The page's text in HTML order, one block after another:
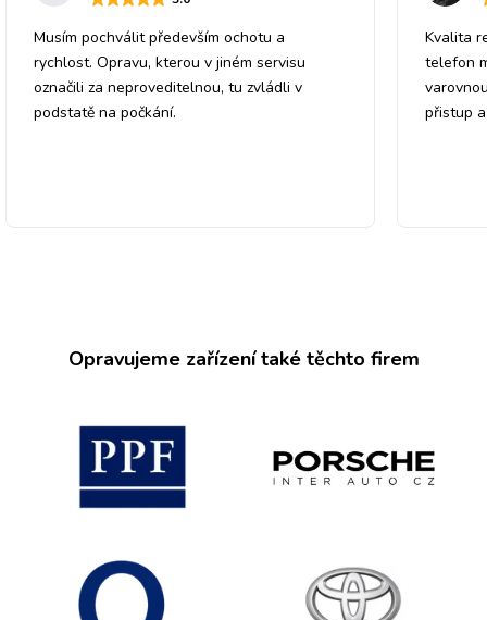
Musím pochválit především ochotu a
rychlost. Opravu, kterou v jiném servisu
označili za neproveditelnou, tu zvládli v
podstatě na počkání.
Kvalita
telefon
přistup
Opravujeme zařízení také těchto firem